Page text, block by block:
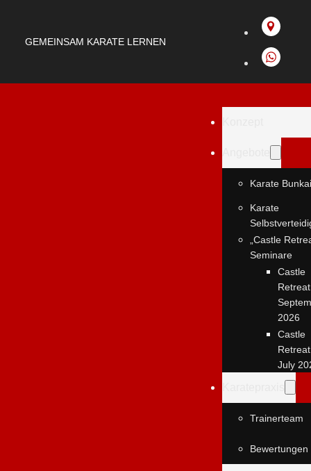
GEMEINSAM KARATE LERNEN
Karate Bunkai
Karate
„Castle
Seminare
Castle
2026
Castle
July
Trainerteam
Bewertungen